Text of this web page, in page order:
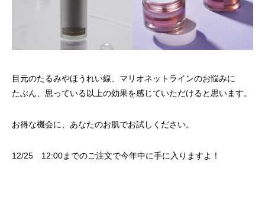
目元のたるみやほうれい線、マリオネットラインのお悩みに
たぶん、思っている以上の効果を感じていただけると思います。
お得な機会に、あなたのお肌でお試しください。
12/25 12:00までのご注文で今年中に手に入りますよ！